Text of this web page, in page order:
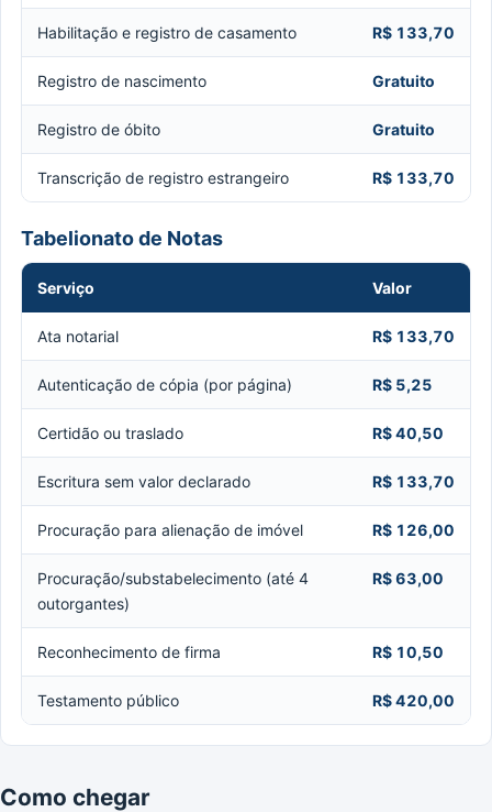
Habilitação e registro de casamento R$ 133,70
Registro de nascimento Gratuito
Registro de óbito Gratuito
Transcrição de registro estrangeiro R$ 133,70
Tabelionato de Notas
Serviço Valor
Ata notarial R$ 133,70
Autenticação de cópia (por página) R$ 5,25
Certidão ou traslado R$ 40,50
Escritura sem valor declarado R$ 133,70
Procuração para alienação de imóvel R$ 126,00
Procuração/substabelecimento (até 4
outorgantes)
R$ 63,00
Reconhecimento de firma R$ 10,50
Testamento público R$ 420,00
Como chegar